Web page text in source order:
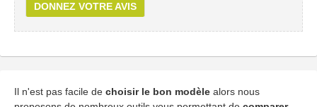
DONNEZ VOTRE AVIS
Il n'est pas facile de choisir le bon modèle alors nous